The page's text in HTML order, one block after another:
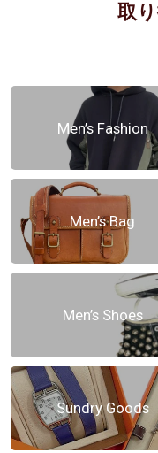
取
Men’s Fashion
Men’s Bag
Men’s Shoes
Sundry Goods